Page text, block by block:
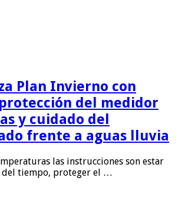
Plan Invierno con
del medidor
y cuidado del
frente a aguas lluvia
las instrucciones son estar
tiempo, proteger el …